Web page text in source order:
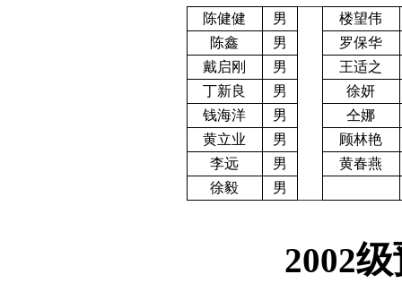
陈健健 男
楼望伟
陈鑫
男
罗保华
戴启刚
男
王适之
丁新良
男
徐妍
钱海洋
男
仝娜
黄立业
男
顾林艳
李远
男
黄春燕
徐毅
男
2002级